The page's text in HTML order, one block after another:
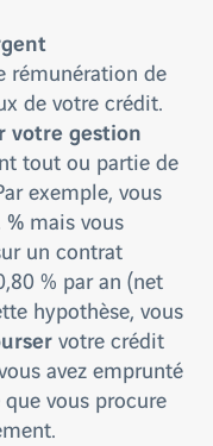
rémunération de
de votre crédit.
votre gestion
tout ou partie de
exemple, vous
mais vous
un contrat
% par an (net
hypothèse, vous
votre crédit
avez emprunté
vous procure